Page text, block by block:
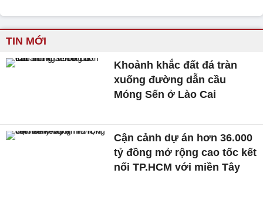
TIN MỚI
Khoảnh khắc đất đá tràn
xuống đường dẫn cầu
Móng Sến ở Lào Cai
Cận cảnh dự án hơn 36.000
tỷ đồng mở rộng cao tốc kết
nối TP.HCM với miền Tây